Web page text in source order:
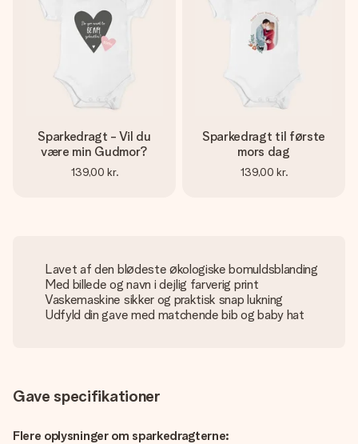
Sparkedragt - Vil du
være min Gudmor?
139,00 kr.
Sparkedragt til første
mors dag
139,00 kr.
Lavet af den blødeste økologiske bomuldsblanding
Med billede og navn i dejlig farverig print
Vaskemaskine sikker og praktisk snap lukning
Udfyld din gave med matchende bib og baby hat
Gave specifikationer
Flere oplysninger om sparkedragterne: